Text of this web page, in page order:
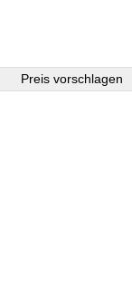
Preis vorschlagen